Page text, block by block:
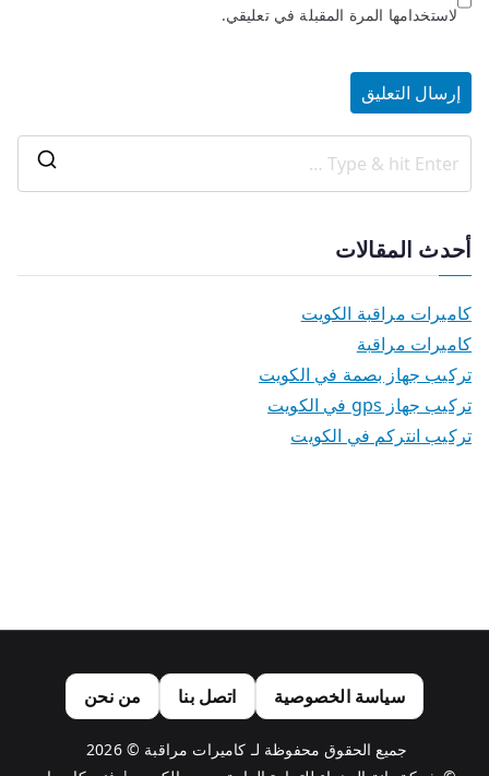
لاستخدامها المرة المقبلة في تعليقي.
أحدث المقالات
كاميرات مراقبة الكويت
كاميرات مراقبة
تركيب جهاز بصمة في الكويت
تركيب جهاز gps في الكويت
تركيب انتركم في الكويت
سياسة الخصوصية اتصل بنا من نحن
جميع الحقوق محفوظة لـ كاميرات مراقبة © 2026